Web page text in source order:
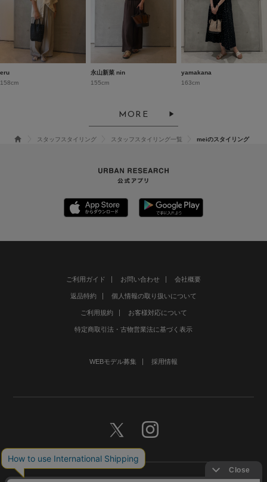
eru
158cm
永山新菜 nin
155cm
yamakana
163cm
MORE
スタッフスタイリング スタッフスタイリング一覧 meiのスタイリング
ご利用ガイド お問い合わせ 会社概要
返品特約 個人情報の取り扱いについて
ご利用規約 お客様対応について
特定商取引法・古物営業法に基づく表示
WEBモデル募集 採用情報